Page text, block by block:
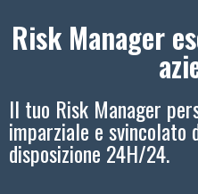
Risk Manager
Il tuo Risk Manager
imparziale e svincolato
disposizione 24H/24.